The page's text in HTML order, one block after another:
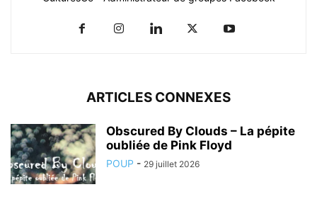
ARTICLES CONNEXES
Obscured By Clouds – La pépite
oubliée de Pink Floyd
POUP - 29 juillet 2026